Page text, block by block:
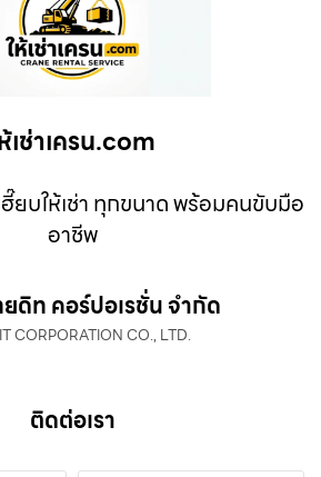
เช่าเครน.com
ฮี๊ยบให้เช่า ทุกขนาด พร้อมคนขับมือ
อาชีพ
ดิท คอร์ปอเรชั่น จำกัด
CORPORATION CO., LTD.
ติดต่อเรา